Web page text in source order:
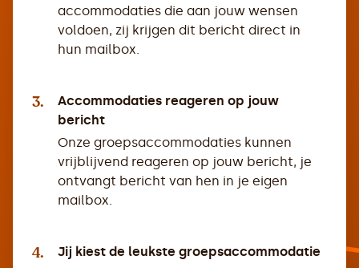
accommodaties die aan jouw wensen
voldoen, zij krijgen dit bericht direct in
hun mailbox.
3.
Accommodaties reageren op jouw
bericht
Onze groepsaccommodaties kunnen
vrijblijvend reageren op jouw bericht, je
ontvangt bericht van hen in je eigen
mailbox.
4.
Jij kiest de leukste groepsaccommodatie